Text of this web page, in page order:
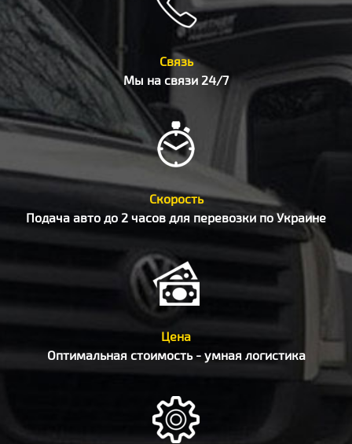
Связь
Мы на связи 24/7
Скорость
Подача авто до 2 часов для перевозки по Украине
Цена
Оптимальная стоимость - умная логистика